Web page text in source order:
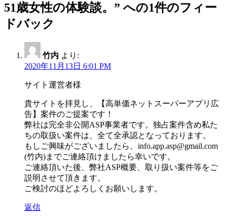
51歳女性の体験談。” への1件のフィー
ドバック
竹内 より:
2020年11月13日 6:01 PM
サイト運営者様
貴サイトを拝見し、【高単価ネットスーパーアプリ広
告】案件のご提案です！
弊社は完全非公開ASP事業者です。独占案件含め私た
ちの取扱い案件は、全て全承認となっております。
もしご興味がございましたら、info.app.asp@gmail.com
(竹内)までご連絡頂けましたら幸いです。
ご連絡頂いた後、弊社ASP概要、取り扱い案件等をご
説明させて頂きます。
ご検討のほどよろしくお願いします。
返信